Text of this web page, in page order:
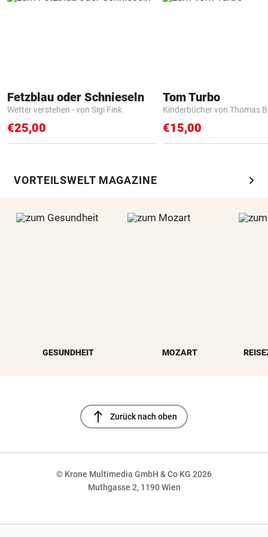
Fetzblau oder Schnieseln
Wetter verstehen - von Sigi Fink
€25,00
Tom Turbo
Kinderbücher von Thomas
€15,00
VORTEILSWELT MAGAZINE chevron_right
GESUNDHEIT MOZART
north Zurück nach oben
© Krone Multimedia GmbH & Co KG 2026
Muthgasse 2, 1190 Wien
NaN%